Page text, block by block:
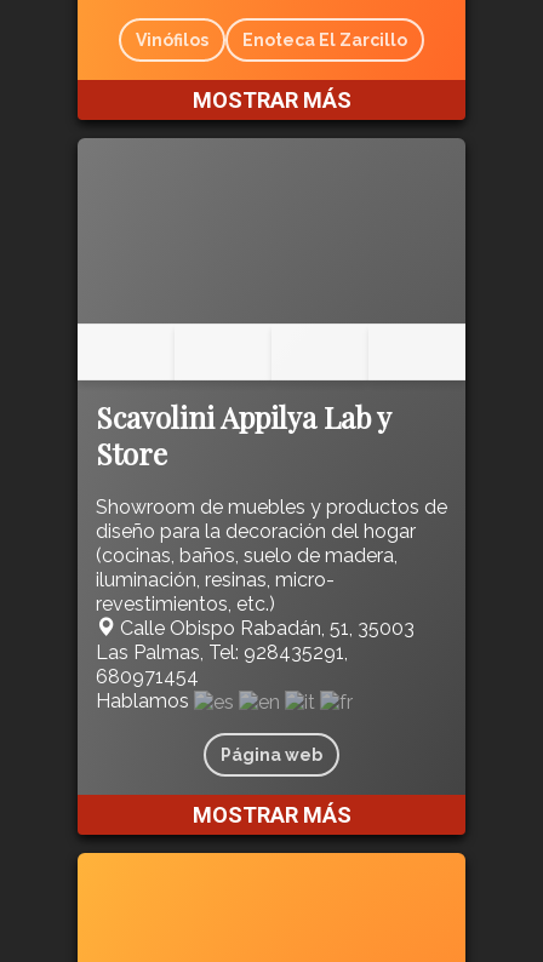
Vinófilos Enoteca El Zarcillo
MOSTRAR MÁS
Scavolini Appilya Lab y
Store
Showroom de muebles y productos de
diseño para la decoración del hogar
(cocinas, baños, suelo de madera,
iluminación, resinas, micro-
revestimientos, etc.)
Calle Obispo Rabadán, 51, 35003
Las Palmas, Tel: 928435291,
680971454
Hablamos
Página web
MOSTRAR MÁS